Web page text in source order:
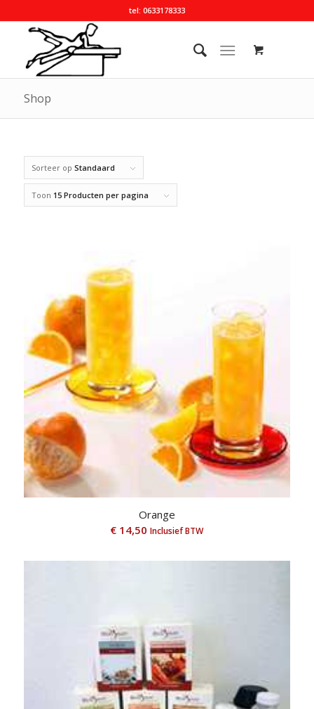
tel: 0633178333
Shop
Sorteer op Standaard
Toon 15 Producten per pagina
Orange
€ 14,50 Inclusief BTW